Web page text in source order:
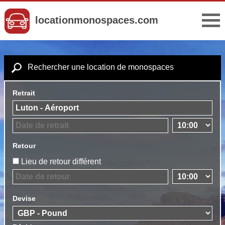
locationmonospaces.com
Rechercher une location de monospaces
Retrait
Retour
Lieu de retour différent
Devise